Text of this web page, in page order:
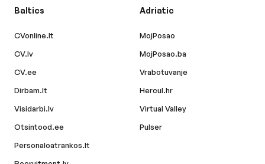
Baltics
CVonline.lt
CV.lv
CV.ee
Dirbam.lt
Visidarbi.lv
Otsintood.ee
Personaloatrankos.lt
Adriatic
MojPosao
MojPosao.ba
Vrabotuvanje
Hercul.hr
Virtual Valley
Pulser